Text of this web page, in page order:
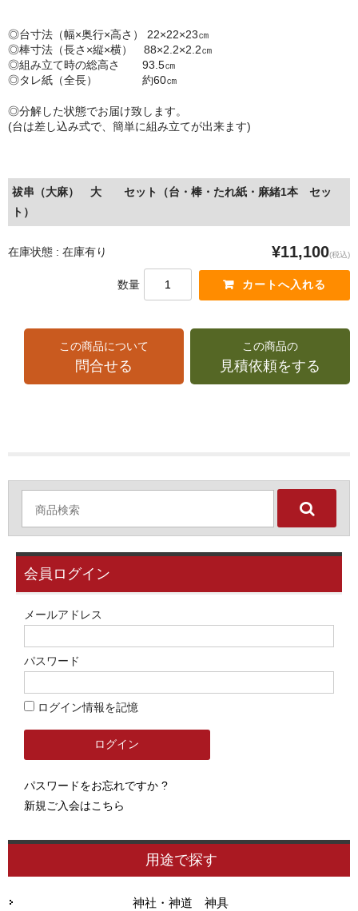
◎台寸法（幅×奥行×高さ） 22×22×23㎝
◎棒寸法（長さ×縦×横） 88×2.2×2.2㎝
◎組み立て時の総高さ 93.5㎝
◎タレ紙（全長） 約60㎝
◎分解した状態でお届け致します。
(台は差し込み式で、簡単に組み立てが出来ます)
祓串（大麻） 大 セット（台・棒・たれ紙・麻緒1本 セッ
ト）
在庫状態 : 在庫有り ¥11,100(税込)
数量
この商品について
問合せる
この商品の
見積依頼をする
会員ログイン
メールアドレス
パスワード
ログイン情報を記憶
パスワードをお忘れですか ?
新規ご入会はこちら
用途で探す
神社・神道 神具